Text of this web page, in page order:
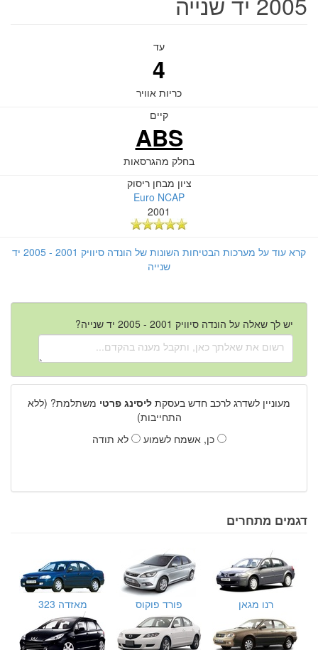
עד
4
כריות אוויר
קיים
ABS
בחלק מהגרסאות
ציון מבחן ריסוק
Euro NCAP
2001
קרא עוד על מערכות הבטיחות השונות של הונדה סיוויק 2001 - 2005 יד
שנייה
יש לך שאלה על הונדה סיוויק 2001 - 2005 יד שנייה?
מעוניין לשדרג לרכב חדש בעסקת ליסינג פרטי משתלמת? (ללא
התחייבות)
כן, אשמח לשמוע
לא תודה
דגמים מתחרים
רנו מגאן פורד פוקוס מאזדה 323